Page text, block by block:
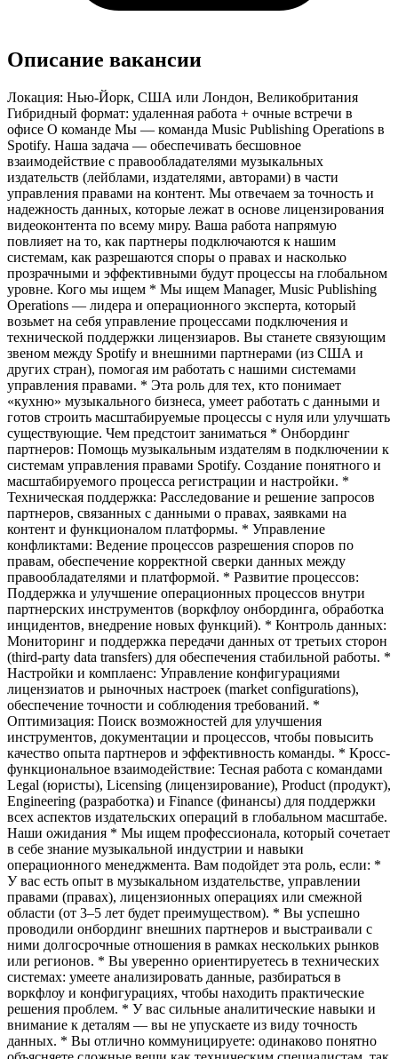
Описание вакансии
Локация: Нью-Йорк, США или Лондон, Великобритания
Гибридный формат: удаленная работа + очные встречи в
офисе О команде Мы — команда Music Publishing Operations в
Spotify. Наша задача — обеспечивать бесшовное
взаимодействие с правообладателями музыкальных
издательств (лейблами, издателями, авторами) в части
управления правами на контент. Мы отвечаем за точность и
надежность данных, которые лежат в основе лицензирования
видеоконтента по всему миру. Ваша работа напрямую
повлияет на то, как партнеры подключаются к нашим
системам, как разрешаются споры о правах и насколько
прозрачными и эффективными будут процессы на глобальном
уровне. Кого мы ищем * Мы ищем Manager, Music Publishing
Operations — лидера и операционного эксперта, который
возьмет на себя управление процессами подключения и
технической поддержки лицензиаров. Вы станете связующим
звеном между Spotify и внешними партнерами (из США и
других стран), помогая им работать с нашими системами
управления правами. * Эта роль для тех, кто понимает
«кухню» музыкального бизнеса, умеет работать с данными и
готов строить масштабируемые процессы с нуля или улучшать
существующие. Чем предстоит заниматься * Онбординг
партнеров: Помощь музыкальным издателям в подключении к
системам управления правами Spotify. Создание понятного и
масштабируемого процесса регистрации и настройки. *
Техническая поддержка: Расследование и решение запросов
партнеров, связанных с данными о правах, заявками на
контент и функционалом платформы. * Управление
конфликтами: Ведение процессов разрешения споров по
правам, обеспечение корректной сверки данных между
правообладателями и платформой. * Развитие процессов:
Поддержка и улучшение операционных процессов внутри
партнерских инструментов (воркфлоу онбординга, обработка
инцидентов, внедрение новых функций). * Контроль данных:
Мониторинг и поддержка передачи данных от третьих сторон
(third-party data transfers) для обеспечения стабильной работы. *
Настройки и комплаенс: Управление конфигурациями
лицензиатов и рыночных настроек (market configurations),
обеспечение точности и соблюдения требований. *
Оптимизация: Поиск возможностей для улучшения
инструментов, документации и процессов, чтобы повысить
качество опыта партнеров и эффективность команды. * Кросс-
функциональное взаимодействие: Тесная работа с командами
Legal (юристы), Licensing (лицензирование), Product (продукт),
Engineering (разработка) и Finance (финансы) для поддержки
всех аспектов издательских операций в глобальном масштабе.
Наши ожидания * Мы ищем профессионала, который сочетает
в себе знание музыкальной индустрии и навыки
операционного менеджмента. Вам подойдет эта роль, если: *
У вас есть опыт в музыкальном издательстве, управлении
правами (правах), лицензионных операциях или смежной
области (от 3–5 лет будет преимуществом). * Вы успешно
проводили онбординг внешних партнеров и выстраивали с
ними долгосрочные отношения в рамках нескольких рынков
или регионов. * Вы уверенно ориентируетесь в технических
системах: умеете анализировать данные, разбираться в
воркфлоу и конфигурациях, чтобы находить практические
решения проблем. * У вас сильные аналитические навыки и
внимание к деталям — вы не упускаете из виду точность
данных. * Вы отлично коммуницируете: одинаково понятно